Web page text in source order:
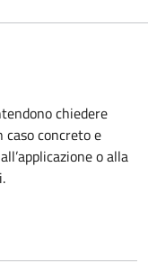
chiedere
concreto e
o alla